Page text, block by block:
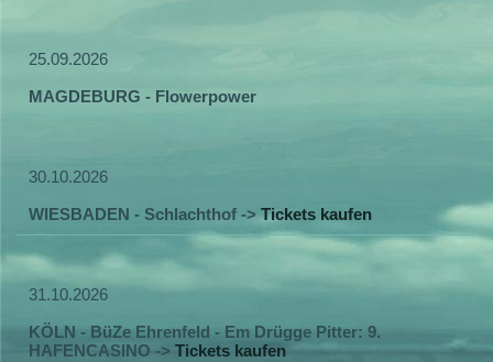
25.09.2026
MAGDEBURG - Flowerpower
30.10.2026
WIESBADEN - Schlachthof -> Tickets kaufen
31.10.2026
KÖLN - BüZe Ehrenfeld - Em Drügge Pitter: 9.
HAFENCASINO -> Tickets kaufen